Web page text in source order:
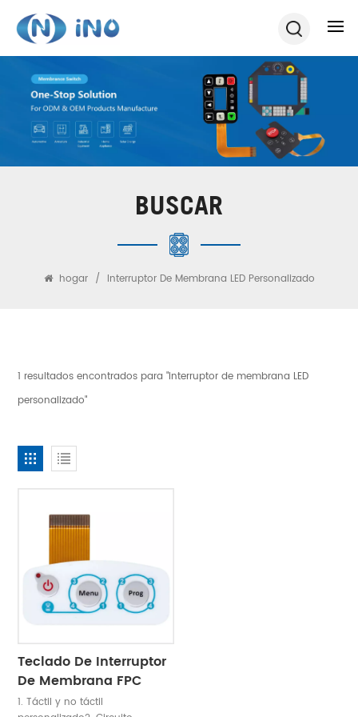
BUSCAR
hogar / Interruptor De Membrana LED Personalizado
1 resultados encontrados para "Interruptor de membrana LED
personalizado"
Teclado De Interruptor
De Membrana FPC
Personalizado
1. Táctil y no táctil